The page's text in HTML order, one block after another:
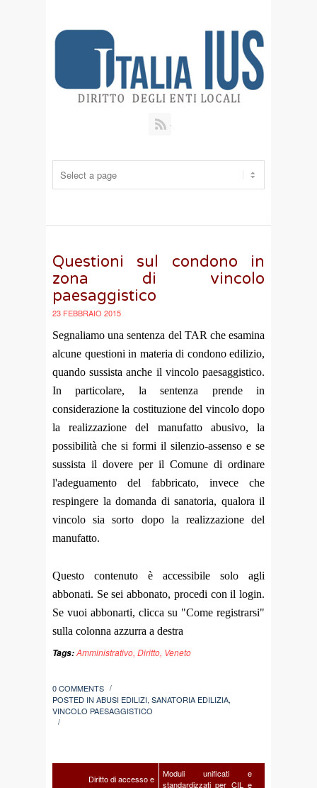
Questioni sul condono in
zona di vincolo
paesaggistico
23 FEBBRAIO 2015
Segnaliamo una sentenza del TAR che esamina
alcune questioni in materia di condono edilizio,
quando sussista anche il vincolo paesaggistico.
In particolare, la sentenza prende in
considerazione la costituzione del vincolo dopo
la realizzazione del manufatto abusivo, la
possibilità che si formi il silenzio-assenso e se
sussista il dovere per il Comune di ordinare
l'adeguamento del fabbricato, invece che
respingere la domanda di sanatoria, qualora il
vincolo sia sorto dopo la realizzazione del
manufatto.
Questo contenuto è accessibile solo agli
abbonati. Se sei abbonato, procedi con il login.
Se vuoi abbonarti, clicca su "Come registrarsi"
sulla colonna azzurra a destra
Tags:Amministrativo, Diritto, Veneto
0 COMMENTS /
POSTED IN ABUSI EDILIZI, SANATORIA EDILIZIA,
VINCOLO PAESAGGISTICO
/
Diritto di accesso e
Moduli unificati e
standardizzati per CIL e